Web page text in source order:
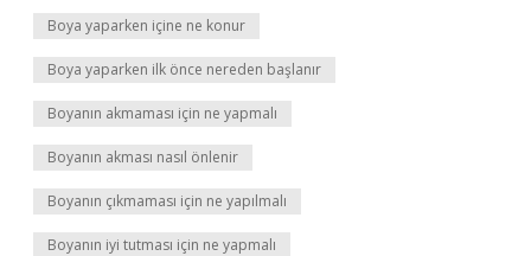
Boya yaparken içine ne konur
Boya yaparken ilk önce nereden başlanır
Boyanın akmaması için ne yapmalı
Boyanın akması nasıl önlenir
Boyanın çıkmaması için ne yapılmalı
Boyanın iyi tutması için ne yapmalı